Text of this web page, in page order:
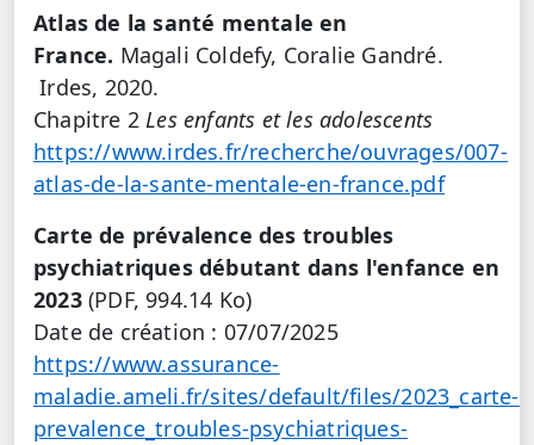
Atlas de la santé mentale en
France. Magali Coldefy, Coralie Gandré.
Irdes, 2020.
Chapitre 2Les enfants et les adolescents
https://www.irdes.fr/recherche/ouvrages/007-
atlas-de-la-sante-mentale-en-france.pdf
Carte de prévalence des troubles
psychiatriques débutant dans l'enfance en
2023(PDF, 994.14 Ko)
Date de création : 07/07/2025
https://www.assurance-
maladie.ameli.fr/sites/default/files/2023_carte-
prevalence_troubles-psychiatriques-